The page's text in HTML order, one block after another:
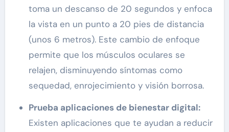
toma un descanso de 20 segundos y enfoca
la vista en un punto a 20 pies de distancia
(unos 6 metros). Este cambio de enfoque
permite que los músculos oculares se
relajen, disminuyendo síntomas como
sequedad, enrojecimiento y visión borrosa.
Prueba aplicaciones de bienestar digital:
Existen aplicaciones que te ayudan a reducir